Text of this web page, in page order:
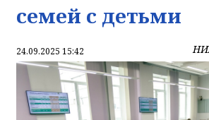
семей с детьми
24.09.2025 15:42